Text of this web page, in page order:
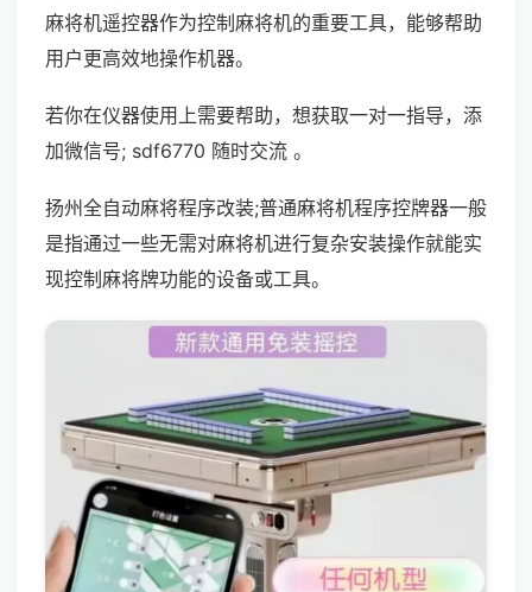
麻将机遥控器作为控制麻将机的重要工具，能够帮助
用户更高效地操作机器。
若你在仪器使用上需要帮助，想获取一对一指导，添
加微信号; sdf6770 随时交流 。
扬州全自动麻将程序改装;普通麻将机程序控牌器一般
是指通过一些无需对麻将机进行复杂安装操作就能实
现控制麻将牌功能的设备或工具。